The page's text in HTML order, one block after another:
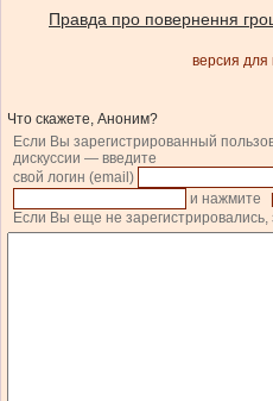
Правда про повернення
версия для
Что скажете, Аноним?
Если Вы зарегистрированный
дискуссии — введите
свой логин (email)
и нажмите
Если Вы еще не зарегистрировались,